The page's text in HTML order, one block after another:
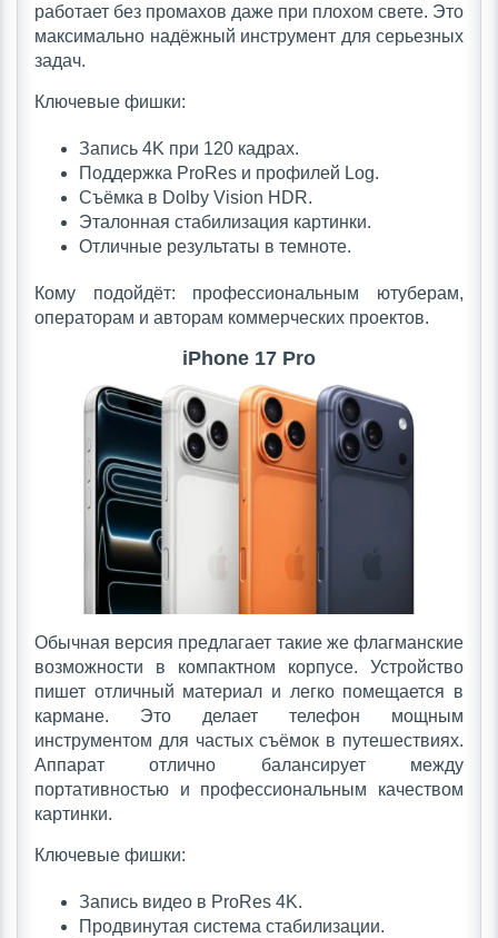
работает без промахов даже при плохом свете. Это
максимально надёжный инструмент для серьезных
задач.
Ключевые фишки:
Запись 4K при 120 кадрах.
Поддержка ProRes и профилей Log.
Съёмка в Dolby Vision HDR.
Эталонная стабилизация картинки.
Отличные результаты в темноте.
Кому подойдёт: профессиональным ютуберам,
операторам и авторам коммерческих проектов.
iPhone 17 Pro
Обычная версия предлагает такие же флагманские
возможности в компактном корпусе. Устройство
пишет отличный материал и легко помещается в
кармане. Это делает телефон мощным
инструментом для частых съёмок в путешествиях.
Аппарат отлично балансирует между
портативностью и профессиональным качеством
картинки.
Ключевые фишки:
Запись видео в ProRes 4K.
Продвинутая система стабилизации.